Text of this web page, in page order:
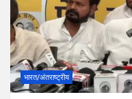
भारत/अंतराष्ट्रीय